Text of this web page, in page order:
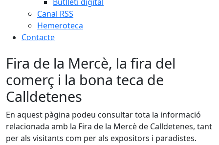
Canal RSS
Hemeroteca
Contacte
Fira de la Mercè, la fira del
comerç i la bona teca de
Calldetenes
En aquest pàgina podeu consultar tota la informació
relacionada amb la Fira de la Mercè de Calldetenes, tant
per als visitants com per als expositors i paradistes.